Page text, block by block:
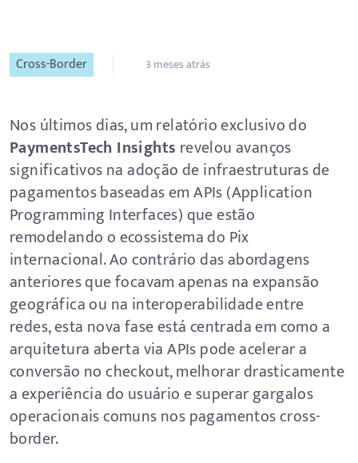
Cross-Border 3 meses atrás
Nos últimos dias, um relatório exclusivo do
PaymentsTech Insights revelou avanços
significativos na adoção de infraestruturas de
pagamentos baseadas em APIs (Application
Programming Interfaces) que estão
remodelando o ecossistema do Pix
internacional. Ao contrário das abordagens
anteriores que focavam apenas na expansão
geográfica ou na interoperabilidade entre
redes, esta nova fase está centrada em como a
arquitetura aberta via APIs pode acelerar a
conversão no checkout, melhorar drasticamente
a experiência do usuário e superar gargalos
operacionais comuns nos pagamentos cross-
border.